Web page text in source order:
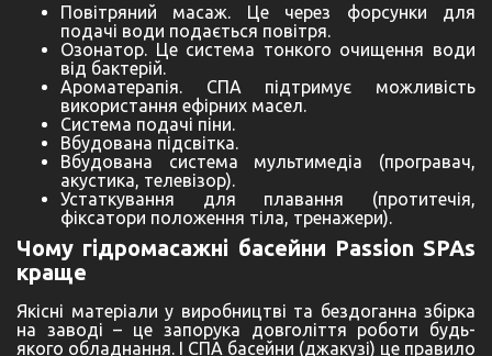
Повітряний масаж. Це через форсунки для
подачі води подається повітря.
Озонатор. Це система тонкого очищення води
від бактерій.
Ароматерапія. СПА підтримує можливість
використання ефірних масел.
Система подачі піни.
Вбудована підсвітка.
Вбудована система мультимедіа (програвач,
акустика, телевізор).
Устаткування для плавання (протитечія,
фіксатори положення тіла, тренажери).
Чому гідромасажні басейни Passion SPAs
краще
Якісні матеріали у виробництві та бездоганна збірка
на заводі – це запорука довголіття роботи будь-
якого обладнання. І СПА басейни (джакузі) це правило